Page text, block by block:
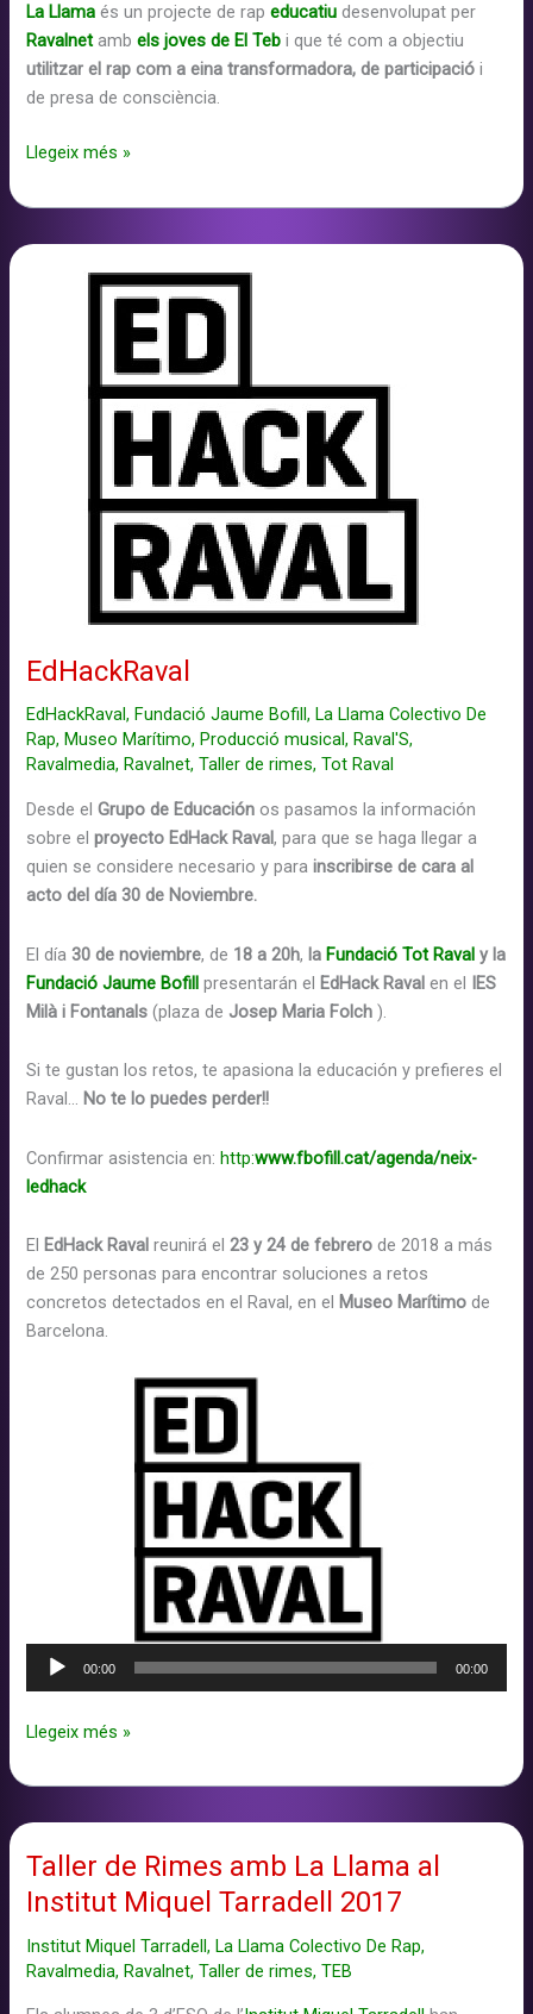
La Llamaés un projecte de rapeducatiu desenvolupat per
Ravalnet ambels joves de El Tebi que té com a objectiu
utilitzar el rap com a eina transformadora, de participació i
de presa de consciència.
La
–
Llegeix més »
EdHackRaval
EdHackRaval, Fundació Jaume Bofill, La Llama Colectivo De
Rap, Museo Marítimo, Producció musical, Raval'S,
Ravalmedia, Ravalnet,Taller de rimes,Tot Raval
Desde elGrupo de Educación os pasamos la información
sobre elproyecto EdHack Raval, para que se haga llegar a
quien se considere necesario y parainscribirse de cara al
acto del día 30 de Noviembre.
El día30 de noviembre, de 18 a 20h, laFundació Tot Ravaly la
Fundació Jaume Bofill presentarán el EdHack Raval en el IES
Milà i Fontanals (plaza de Josep Maria Folch).
Si te gustan los retos, te apasiona la educación y prefieres el
Raval… No te lo puedes perder!!
Confirmarasistencia en:http:www.fbofill.cat/agenda/neix-
ledhack
El EdHack Ravalreunirá el23 y 24 de febrero de 2018 a más
de 250 personas para encontrar soluciones a retos
concretos detectados en el Raval, en el Museo Marítimode
Barcelona.
Reproductor
00:00 00:00
EdHackRaval
Llegeix més »
Taller de Rimes amb La Llama al
Institut Miquel Tarradell 2017
Institut Miquel Tarradell,La Llama Colectivo De Rap,
Ravalmedia,Ravalnet,Taller de rimes,TEB